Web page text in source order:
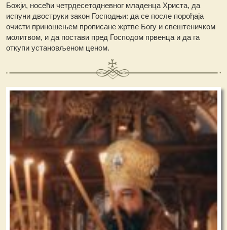
Божји, носећи четрдесетодневног младенца Христа, да
испуни двоструки закон Господњи: да се после порођаја
очисти приношењем прописане жртве Богу и свештеничком
молитвом, и да постави пред Господом првенца и да га
откупи установљеном ценом.